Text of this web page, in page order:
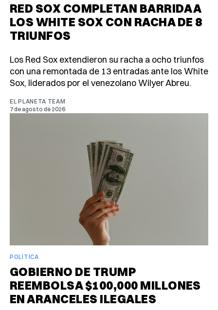
RED SOX COMPLETAN BARRIDA A
LOS WHITE SOX CON RACHA DE 8
TRIUNFOS
Los Red Sox extendieron su racha a ocho triunfos
con una remontada de 13 entradas ante los White
Sox, liderados por el venezolano Wilyer Abreu.
EL PLANETA TEAM
7 de agosto de 2026
POLÍTICA
GOBIERNO DE TRUMP
REEMBOLSA $100,000 MILLONES
EN ARANCELES ILEGALES